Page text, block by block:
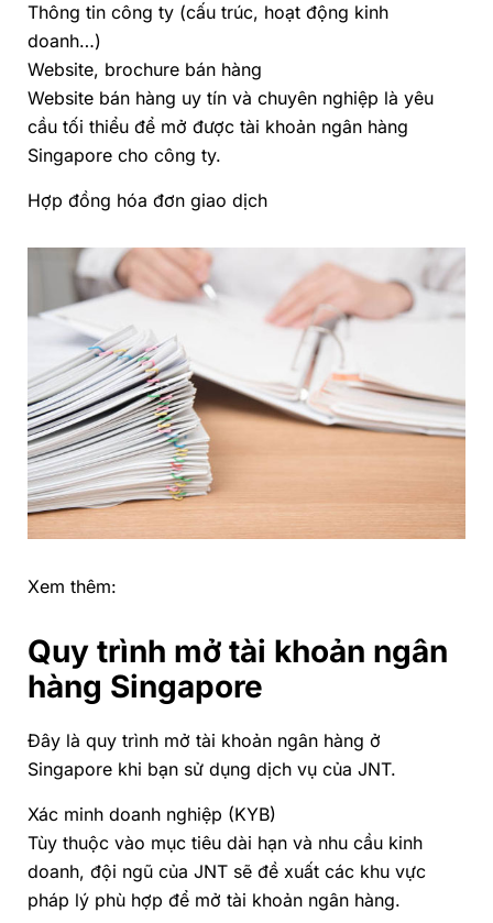
Thông tin công ty (cấu trúc, hoạt động kinh
doanh…)
Website, brochure bán hàng
Website bán hàng uy tín và chuyên nghiệp là yêu
cầu tối thiểu để mở được tài khoản ngân hàng
Singapore cho công ty.
Hợp đồng hóa đơn giao dịch
Xem thêm:
Quy trình mở tài khoản ngân
hàng Singapore
Đây là quy trình mở tài khoản ngân hàng ở
Singapore khi bạn sử dụng dịch vụ của JNT.
Xác minh doanh nghiệp (KYB)
Tùy thuộc vào mục tiêu dài hạn và nhu cầu kinh
doanh, đội ngũ của JNT sẽ đề xuất các khu vực
pháp lý phù hợp để mở tài khoản ngân hàng.